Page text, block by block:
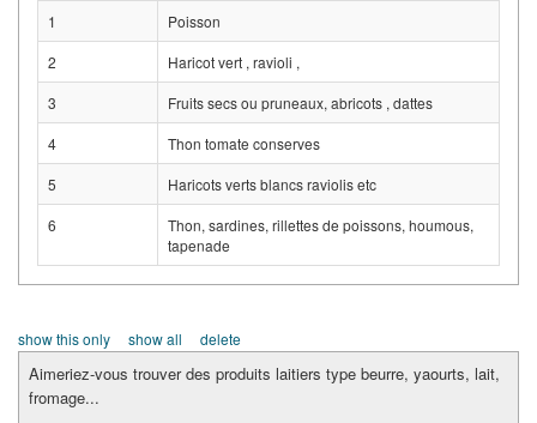
1
Poisson
2
Haricot vert , ravioli ,
3
Fruits secs ou pruneaux, abricots , dattes
4
Thon tomate conserves
5
Haricots verts blancs raviolis etc
6
Thon, sardines, rillettes de poissons, houmous,
tapenade
show this only show all delete
Aimeriez-vous trouver des produits laitiers type beurre, yaourts, lait,
fromage...